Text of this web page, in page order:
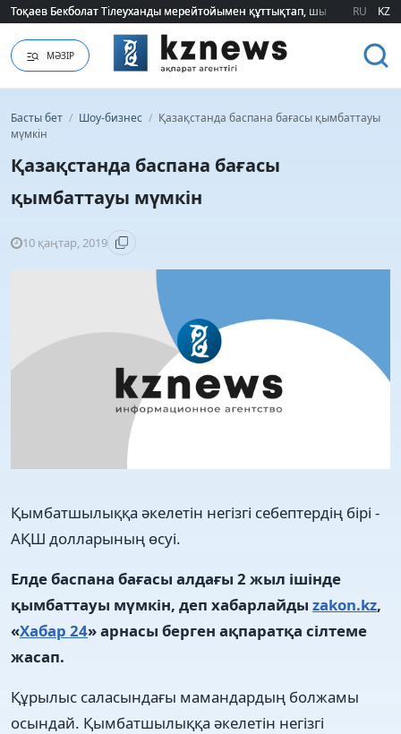
Тоқаев Бекболат Тілеуханды мерейтойымен құттықтап, шығармашылық
Тоқаев Бекболат Тілеуханды мерейтойымен құттықтап, шығармашылық
RU KZ
МӘЗІР
Басты бет / Шоу-бизнес / Қазақстанда баспана бағасы қымбаттауы
мүмкін
Қазақстанда баспана бағасы
қымбаттауы мүмкін
10 қаңтар, 2019
Қымбатшылыққа әкелетін негізгі себептердің бірі -
АҚШ долларының өсуі.
Елде баспана бағасы алдағы 2 жыл ішінде
қымбаттауы мүмкін, деп хабарлайды zakon.kz,
«Хабар 24» арнасы берген ақпаратқа сілтеме
жасап.
Құрылыс саласындағы мамандардың болжамы
осындай. Қымбатшылыққа әкелетін негізгі